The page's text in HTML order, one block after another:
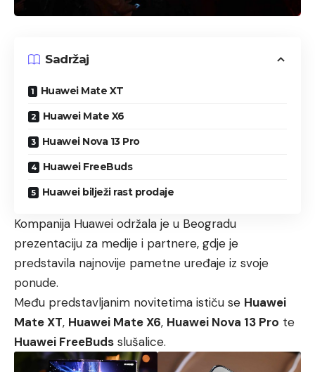
Sadržaj
Huawei Mate XT
Huawei Mate X6
Huawei Nova 13 Pro
Huawei FreeBuds
Huawei bilježi rast prodaje
Kompanija Huawei održala je u Beogradu
prezentaciju za medije i partnere, gdje je
predstavila najnovije pametne uređaje iz svoje
ponude.
Među predstavljanim novitetima ističu se Huawei
Mate XT, Huawei Mate X6, Huawei Nova 13 Pro te
Huawei FreeBuds slušalice.